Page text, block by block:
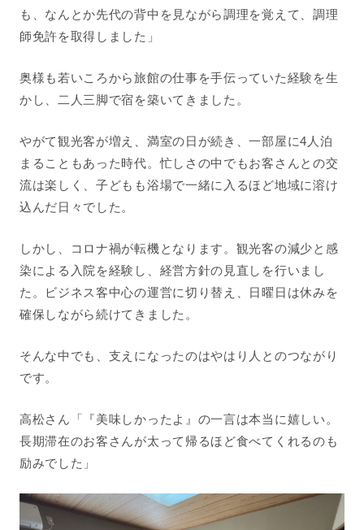
も、なんとか先代の背中を見ながら調理を覚えて、調理
師免許を取得しました」
奥様も若いころから旅館の仕事を手伝っていた経験を生
かし、二人三脚で宿を築いてきました。
やがて観光客が増え、満室の日が続き、一部屋に4人泊
まることもあった時代。忙しさの中でもお客さんとの交
流は楽しく、子どもも浴場で一緒に入るほど地域に溶け
込んだ日々でした。
しかし、コロナ禍が転機となります。観光客の減少と感
染による入院を経験し、経営方針の見直しを行いまし
た。ビジネス客中心の運営に切り替え、日曜日は休みを
確保しながら続けてきました。
そんな中でも、支えになったのはやはり人とのつながり
です。
高松さん「『美味しかったよ』の一言は本当に嬉しい。
長期滞在のお客さんが太って帰るほど食べてくれるのも
励みでした」